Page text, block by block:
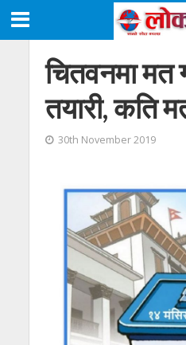
चितवनमा मत
तयारी, कति
30th November 2019